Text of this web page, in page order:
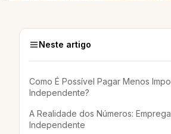
Neste artigo
Como É Possível Pagar Menos
Independente?
A Realidade dos Números:
Independente